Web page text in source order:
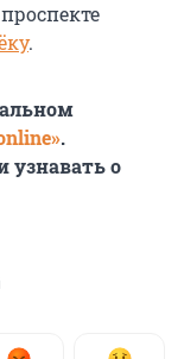
.
.
узнавать о